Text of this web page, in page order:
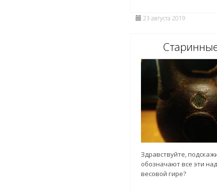
23 августа 2019
Здравствуйте,
обозначают все эти
весовой гире?